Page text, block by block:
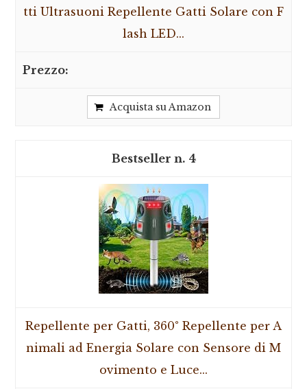
tti Ultrasuoni Repellente Gatti Solare con F
lash LED...
Acquista su Amazon
4
Repellente per Gatti, 360° Repellente per A
nimali ad Energia Solare con Sensore di M
ovimento e Luce...